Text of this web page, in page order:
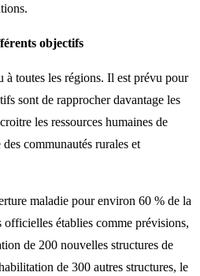
objectifs
toutes les régions. Il est prévu pour
sont de rapprocher davantage les
les ressources humaines de
communautés rurales et
maladie pour environ 60 % de la
établies comme prévisions,
de 200 nouvelles structures de
de 300 autres structures, le